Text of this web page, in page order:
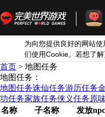
为向您提供良好的网站
们使用Cookie。若想了
首页 > 地图任务
地图任务：
地图任务诛仙任务游历任务
功任务家族任务侠义任务原
名称
子名称 发放npc